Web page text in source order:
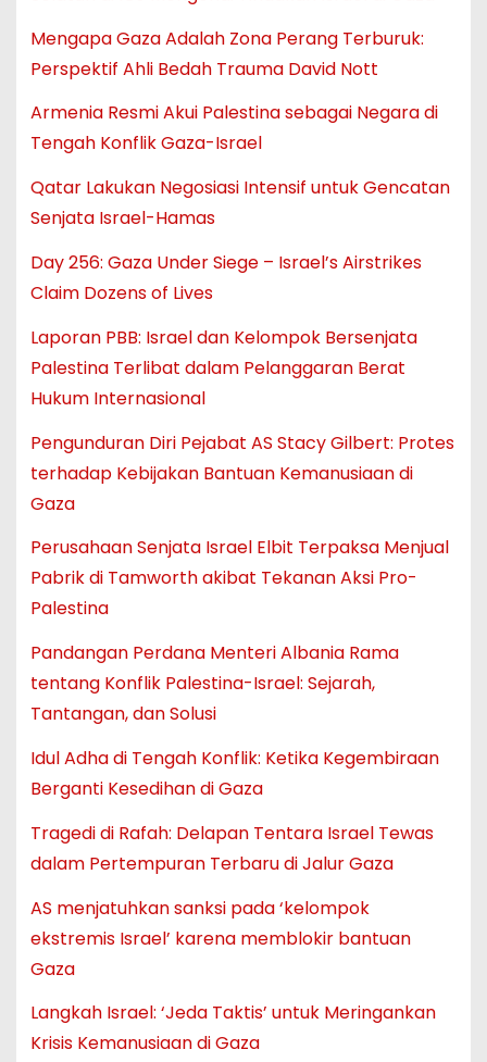
Mengapa Gaza Adalah Zona Perang Terburuk:
Perspektif Ahli Bedah Trauma David Nott
Armenia Resmi Akui Palestina sebagai Negara di
Tengah Konflik Gaza-Israel
Qatar Lakukan Negosiasi Intensif untuk Gencatan
Senjata Israel-Hamas
Day 256: Gaza Under Siege – Israel’s Airstrikes
Claim Dozens of Lives
Laporan PBB: Israel dan Kelompok Bersenjata
Palestina Terlibat dalam Pelanggaran Berat
Hukum Internasional
Pengunduran Diri Pejabat AS Stacy Gilbert: Protes
terhadap Kebijakan Bantuan Kemanusiaan di
Gaza
Perusahaan Senjata Israel Elbit Terpaksa Menjual
Pabrik di Tamworth akibat Tekanan Aksi Pro-
Palestina
Pandangan Perdana Menteri Albania Rama
tentang Konflik Palestina-Israel: Sejarah,
Tantangan, dan Solusi
Idul Adha di Tengah Konflik: Ketika Kegembiraan
Berganti Kesedihan di Gaza
Tragedi di Rafah: Delapan Tentara Israel Tewas
dalam Pertempuran Terbaru di Jalur Gaza
AS menjatuhkan sanksi pada ‘kelompok
ekstremis Israel’ karena memblokir bantuan
Gaza
Langkah Israel: ‘Jeda Taktis’ untuk Meringankan
Krisis Kemanusiaan di Gaza